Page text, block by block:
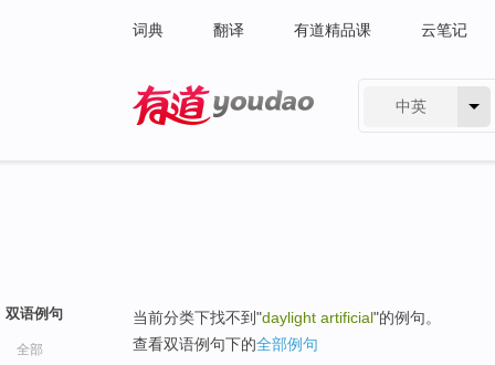
词典 翻译 有道精品课 云笔记
中英
双语例句
全部
当前分类下找不到"daylight artificial"的例句。
查看双语例句下的全部例句